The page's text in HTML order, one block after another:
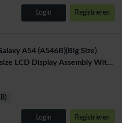
Login Registrieren
A54 (A546B)(Big Size)
LCD Display Assembly With
Login Registrieren